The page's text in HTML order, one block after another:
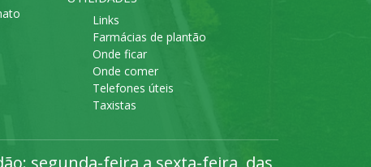
Links
Farmácias de plantão
Onde ficar
Onde comer
Telefones úteis
Taxistas
segunda-feira a sexta-feira, das